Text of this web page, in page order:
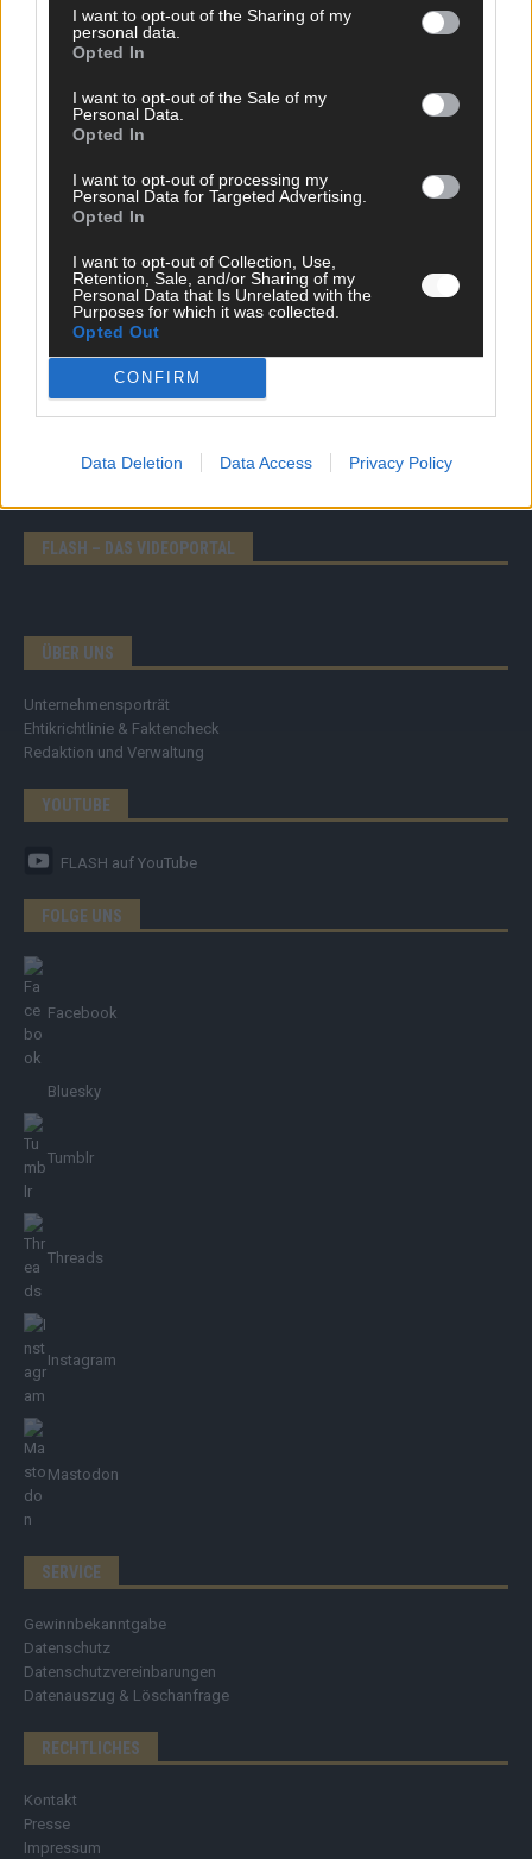
I want to opt-out of the Sharing of my
personal data.
Opted In
I want to opt-out of the Sale of my
Personal Data.
Opted In
I want to opt-out of processing my
Personal Data for Targeted Advertising.
Opted In
I want to opt-out of Collection, Use,
Retention, Sale, and/or Sharing of my
Personal Data that Is Unrelated with the
Purposes for which it was collected.
Opted Out
CONFIRM
Data Deletion Data Access Privacy Policy
DIREKT ZUM THEMA
Politik & Co
Money Matters
Tipps & Tricks
Brainpower
Streams & Storys
FLASH – DAS VIDEOPORTAL
ÜBER UNS
Unternehmensporträt
Ehtikrichtlinie & Faktencheck
Redaktion und Verwaltung
YOUTUBE
FLASH auf YouTube
FOLGE UNS
Facebook
Bluesky
Tumblr
Threads
Instagram
Mastodon
SERVICE
Gewinnbekanntgabe
Datenschutz
Datenschutzvereinbarungen
Datenauszug & Löschanfrage
RECHTLICHES
Kontakt
Presse
Impressum